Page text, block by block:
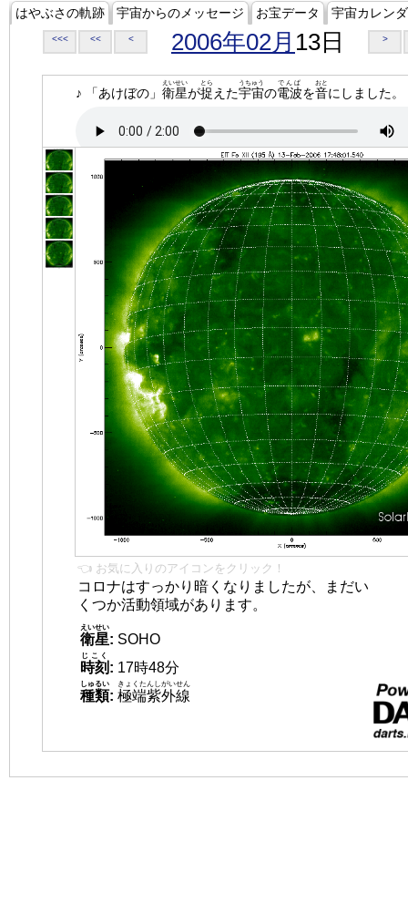
はやぶさの軌跡 宇宙からのメッセージ お宝データ 宇宙カレン
<<< << < 2006年02月 13日 >
♪ 「あけぼの」 衛星
えいせい
が捉
とら
えた宇宙
うちゅう
の電波
でんぱ
を音
おと
にしました。
👈 お気に入りのアイコンをクリック！
コロナはすっかり暗くなりましたが、まだい
くつか活動領域があります。
衛星
えいせい
: SOHO
時刻
じこく
: 17時48分
種類
しゅるい
: 極端紫外線
きょくたんしがいせん